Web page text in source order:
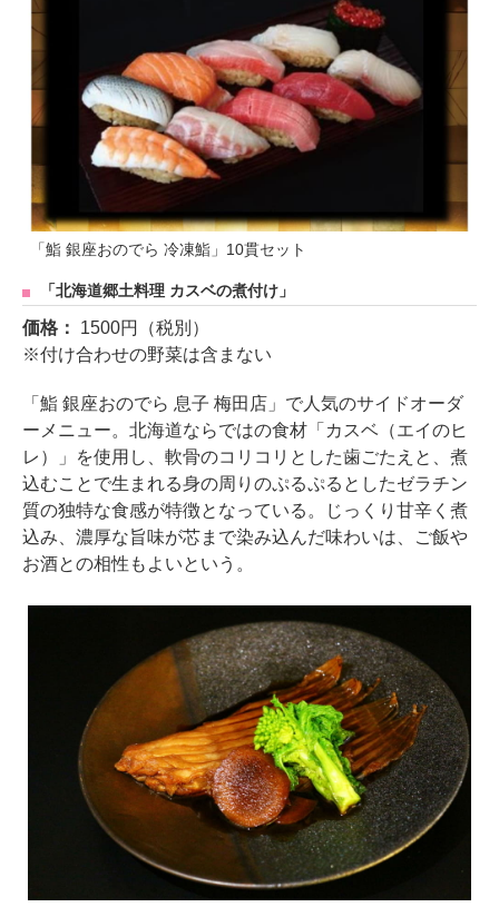
「鮨 銀座おのでら 冷凍鮨」10貫セット
「北海道郷土料理 カスベの煮付け」
価格： 1500円（税別）
※付け合わせの野菜は含まない
「鮨 銀座おのでら 息子 梅田店」で人気のサイドオーダ
ーメニュー。北海道ならではの食材「カスベ（エイのヒ
レ）」を使用し、軟骨のコリコリとした歯ごたえと、煮
込むことで生まれる身の周りのぷるぷるとしたゼラチン
質の独特な食感が特徴となっている。じっくり甘辛く煮
込み、濃厚な旨味が芯まで染み込んだ味わいは、ご飯や
お酒との相性もよいという。